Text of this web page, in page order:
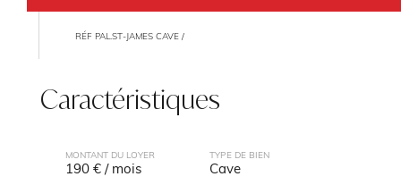
RÉF PAL.ST-JAMES CAVE /
Caractéristiques
MONTANT DU LOYER
190 € / mois
TYPE DE BIEN
Cave